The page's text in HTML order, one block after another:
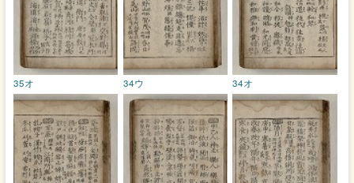
34オ
34ウ
35オ